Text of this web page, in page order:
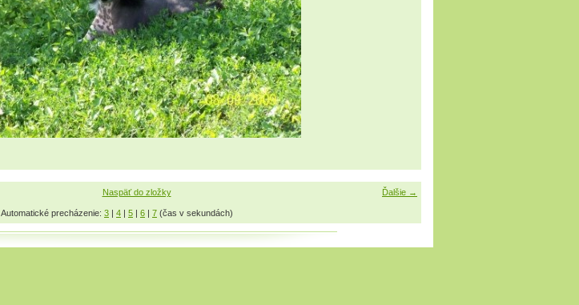
Ďalšie →
Naspäť do zložky
Automatické precházenie: 3 | 4 | 5 | 6 | 7 (čas v sekundách)